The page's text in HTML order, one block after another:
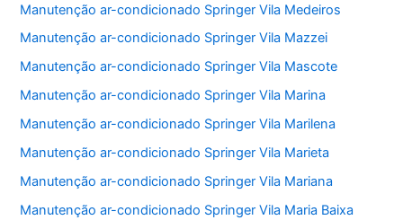
Manutenção ar-condicionado Springer Vila Medeiros
Manutenção ar-condicionado Springer Vila Mazzei
Manutenção ar-condicionado Springer Vila Mascote
Manutenção ar-condicionado Springer Vila Marina
Manutenção ar-condicionado Springer Vila Marilena
Manutenção ar-condicionado Springer Vila Marieta
Manutenção ar-condicionado Springer Vila Mariana
Manutenção ar-condicionado Springer Vila Maria Baixa